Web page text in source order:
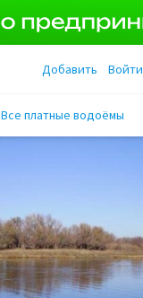
Войти
Добавить
Все платные водоёмы